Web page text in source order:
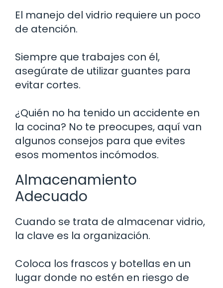
El manejo del vidrio requiere un poco
de atención.
Siempre que trabajes con él,
asegúrate de utilizar guantes para
evitar cortes.
¿Quién no ha tenido un accidente en
la cocina? No te preocupes, aquí van
algunos consejos para que evites
esos momentos incómodos.
Almacenamiento
Adecuado
Cuando se trata de almacenar vidrio,
la clave es la organización.
Coloca los frascos y botellas en un
lugar donde no estén en riesgo de